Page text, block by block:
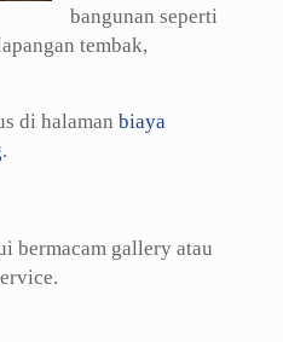
bangunan seperti
tembak,
di halaman biaya
.
bermacam gallery atau